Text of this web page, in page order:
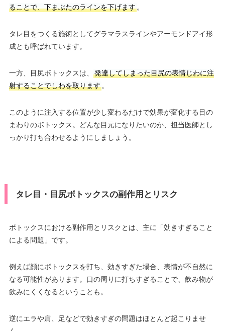
ることで、下まぶたのラインを下げます。
タレ目をつくる施術としてグラマラスラインやアーモンドアイ形
成とも呼ばれています。
一方、目尻ボトックスは、
発達してしまった目尻の表情じわに注
射することでしわを取ります。
このように注入する位置が少し変わるだけで効果が変化する目の
まわりのボトックス。どんな目元になりたいのか、担当医師とし
っかり打ち合わせるようにしましょう。
タレ目・目尻ボトックスの副作用とリスク
ボトックスにおける副作用とリスクとは、主に「効きすぎること
による問題」です。
例えば顔にボトックスを打ち、効きすぎた場合、表情が不自然に
なる可能性があります。口の周りに打ちすぎることで、飲み物が
飲みにくくなるということも。
逆にエラや肩、足などで効きすぎの問題はほとんど起こりませ